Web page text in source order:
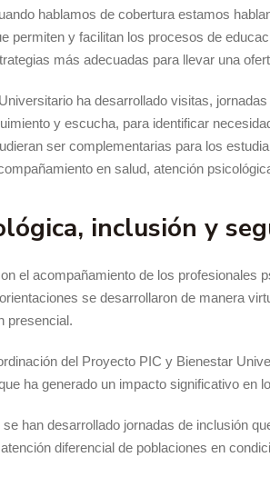
hablamos de cobertura estamos
permiten y facilitan los procesos de
más adecuadas para llevar una
ha desarrollado visitas,
y escucha, para identificar
ser complementarias para los
en salud, atención
inclusión y
el acompañamiento de los profesionales
se desarrollaron de manera
presencial.
del Proyecto PIC y Bienestar
ha generado un impacto significativo en
han desarrollado jornadas de inclusión
diferencial de poblaciones en